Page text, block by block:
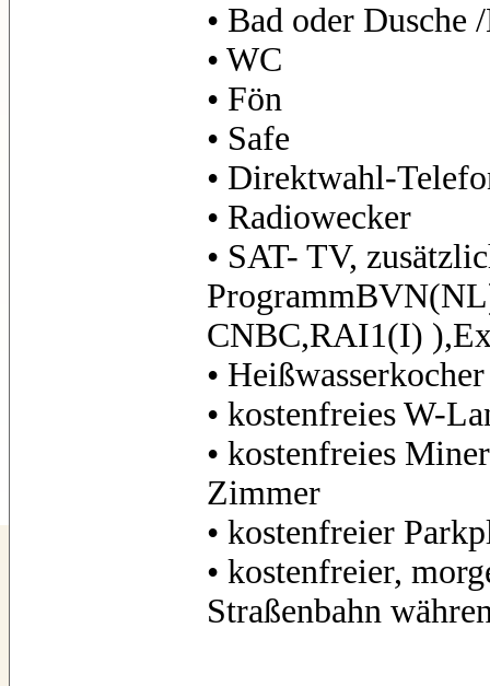
• Bad oder Dusche
• WC
• Fön
• Safe
• Direktwahl-
• Radiowecker
• SAT- TV,
CNBC,RAI1(I)
• Heißwasserkocher
• kostenfreies W-
• kostenfreies
Zimmer
• kostenfreier
• kostenfreier,
Straßenbahn